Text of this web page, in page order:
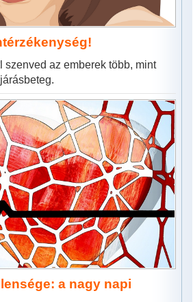
szenved az emberek több, mint
a nagy napi